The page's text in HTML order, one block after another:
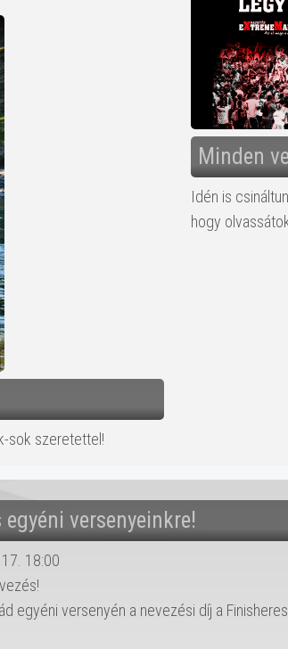
sok szeretettel!
Minden
Idén is
hogy
versenyeinkre!
18:00
egyéni versenyén a nevezési díj a